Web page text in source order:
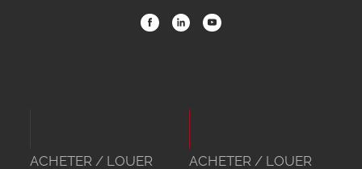
ACHETER / LOUER
ACHETER / LOUER